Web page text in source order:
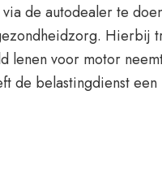
de autodealer te
Hierbij
lenen voor motor
de belastingdienst